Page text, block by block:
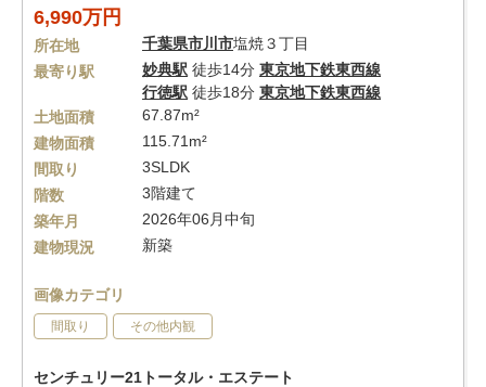
6,990万円
所在地 千葉県市川市塩焼３丁目
最寄り駅
妙典駅 徒歩14分 東京地下鉄東西線
行徳駅 徒歩18分 東京地下鉄東西線
土地面積
67.87m²
建物面積
115.71m²
間取り
3SLDK
階数
3階建て
築年月
2026年06月中旬
建物現況
新築
画像カテゴリ
間取り その他内観
センチュリー21トータル・エステート